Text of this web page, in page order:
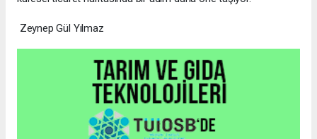
Zeynep Gül Yılmaz